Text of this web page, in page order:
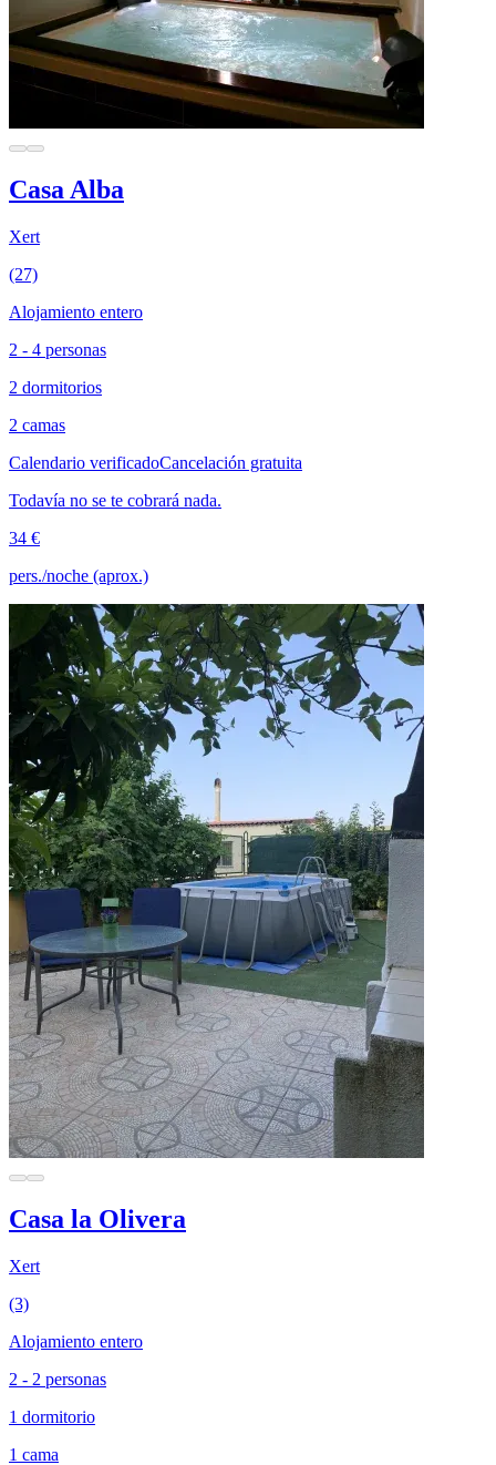
Casa Alba
Xert
(27)
Alojamiento entero
2 - 4 personas
2 dormitorios
2 camas
Calendario verificadoCancelación gratuita
Todavía no se te cobrará nada.
34 €
pers./noche (aprox.)
Casa la Olivera
Xert
(3)
Alojamiento entero
2 - 2 personas
1 dormitorio
1 cama